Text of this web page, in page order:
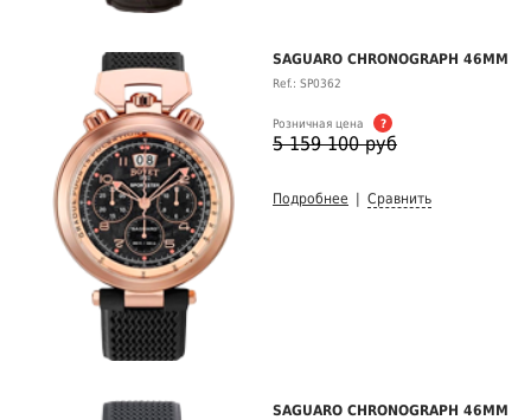
SAGUARO CHRONOGRAPH 46MM
Ref.: SP0362
Розничная цена ?
5 159 100 руб
Подробнее Сравнить
SAGUARO CHRONOGRAPH 46MM